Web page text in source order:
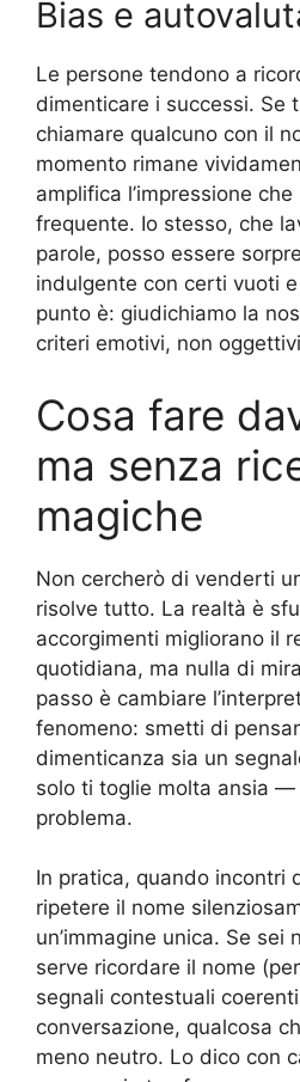
Bias e
Le persone tendono a
dimenticare i successi. Se
chiamare qualcuno con il
momento rimane
amplifica l’impressione che
frequente. Io stesso, che
parole, posso essere
indulgente con certi vuoti
punto è: giudichiamo la
criteri emotivi, non
Cosa fare
ma senza
magiche
Non cercherò di venderti
risolve tutto. La realtà è
accorgimenti migliorano il
quotidiana, ma nulla di
passo è cambiare
fenomeno: smetti di
dimenticanza sia un
solo ti toglie molta ansia —
problema.
In pratica, quando incontri
ripetere il nome
un’immagine unica. Se sei
serve ricordare il nome
segnali contestuali
conversazione, qualcosa
meno neutro. Lo dico con